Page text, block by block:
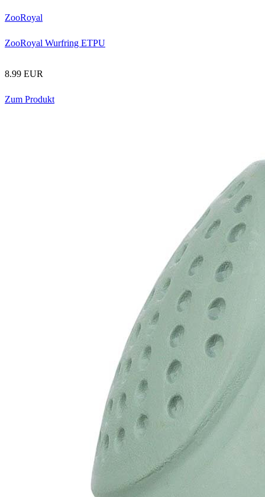
ZooRoyal
ZooRoyal Wurfring ETPU
8.99 EUR
Zum Produkt